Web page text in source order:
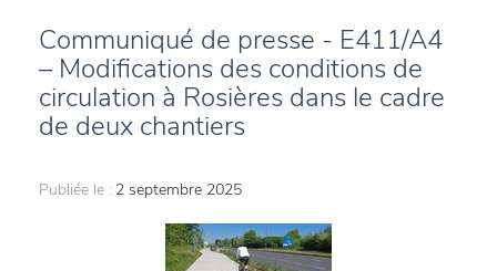
Communiqué de presse - E411/A4
– Modifications des conditions de
circulation à Rosières dans le cadre
de deux chantiers
Publiée le : 2 septembre 2025